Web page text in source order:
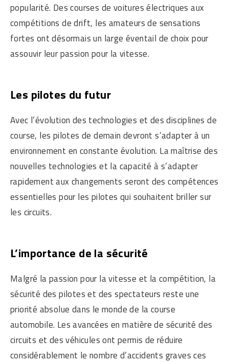
popularité. Des courses de voitures électriques aux
compétitions de drift, les amateurs de sensations
fortes ont désormais un large éventail de choix pour
assouvir leur passion pour la vitesse.
Les pilotes du futur
Avec l’évolution des technologies et des disciplines de
course, les pilotes de demain devront s’adapter à un
environnement en constante évolution. La maîtrise des
nouvelles technologies et la capacité à s’adapter
rapidement aux changements seront des compétences
essentielles pour les pilotes qui souhaitent briller sur
les circuits.
L’importance de la sécurité
Malgré la passion pour la vitesse et la compétition, la
sécurité des pilotes et des spectateurs reste une
priorité absolue dans le monde de la course
automobile. Les avancées en matière de sécurité des
circuits et des véhicules ont permis de réduire
considérablement le nombre d’accidents graves ces